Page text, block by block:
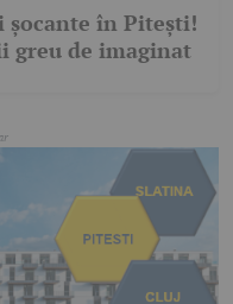
șocante în Pitești!
greu de imaginat